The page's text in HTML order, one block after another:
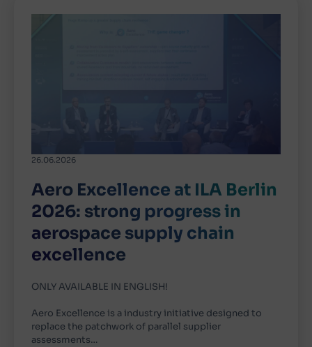
26.06.2026
Aero Excellence at ILA Berlin
2026: strong progress in
aerospace supply chain
excellence
ONLY AVAILABLE IN ENGLISH!
Aero Excellence is a industry initiative designed to
replace the patchwork of parallel supplier
assessments…